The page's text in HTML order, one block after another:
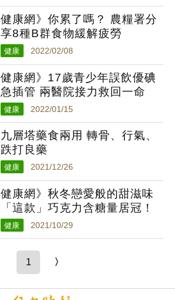
健康網》你累了嗎？ 農糧署分
享8種B群食物緩解疲勞
健康 2022/02/08
健康網》17歲青少年誤飲優碘
急插管 兩醫院接力救回一命
健康 2022/01/15
九層塔藥食兩用 轉骨、行氣、
跌打良藥
健康 2021/12/26
健康網》秋冬戀愛般的甜滋味
「這款」巧克力含糖量居冠！
健康 2021/10/29
1 〉